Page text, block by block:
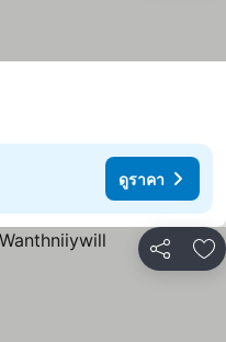
ดูราคา
แชร์ เ